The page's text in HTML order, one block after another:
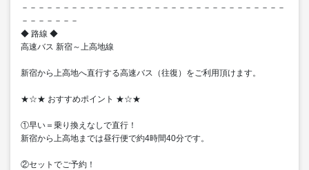
－－－－－－－－－－－－－－－－－－－－－－－－－－－－－－－－
－－－－－－－
◆ 路線 ◆
高速バス 新宿～上高地線
新宿から上高地へ直行する高速バス（往復）をご利用頂けます。
★☆★ おすすめポイント ★☆★
①早い＝乗り換えなしで直行！
新宿から上高地までは昼行便で約4時間40分です。
②セットでご予約！